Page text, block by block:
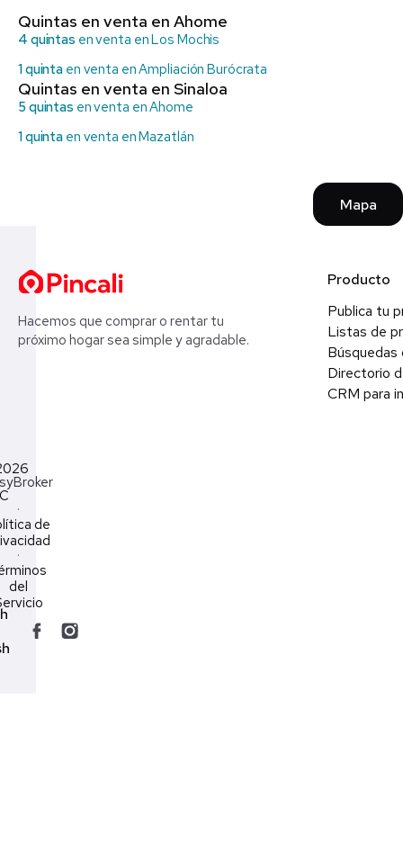
Quintas en venta en Ahome
4 quintas en venta en Los Mochis
1 quinta en venta en Ampliación Burócrata
Quintas en venta en Sinaloa
5 quintas en venta en Ahome
1 quinta en venta en Mazatlán
Mapa
Hacemos que comprar o rentar tu
próximo hogar sea simple y agradable.
Producto
Publica tu
Listas de
Búsquedas
Directorio
CRM para
·
de
·
del